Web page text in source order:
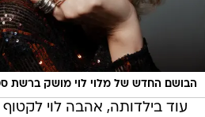
הבושם החדש של מלוי לוי מושק ברשת
עוד בילדותה, אהבה לוי